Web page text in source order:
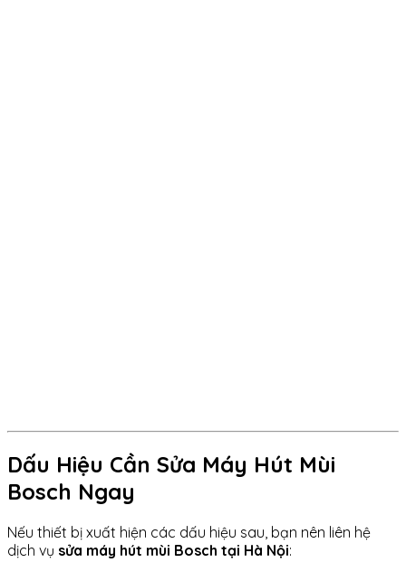
Dấu Hiệu Cần Sửa Máy Hút Mùi
Bosch Ngay
Nếu thiết bị xuất hiện các dấu hiệu sau, bạn nên liên hệ
dịch vụ sửa máy hút mùi Bosch tại Hà Nội: